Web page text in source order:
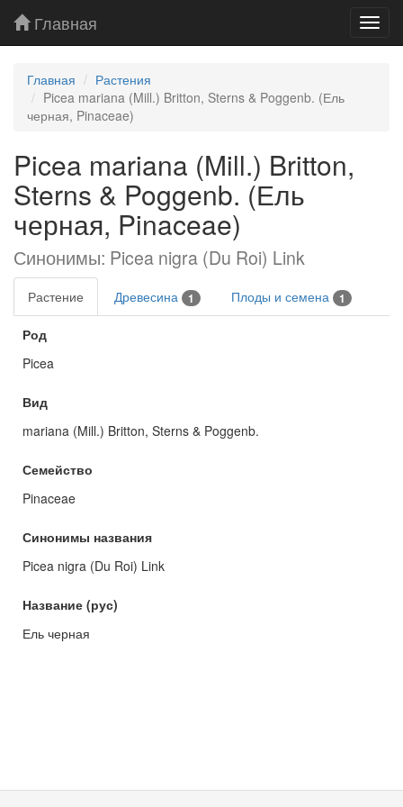
Главная
Главная
Растения
Picea mariana (Mill.) Britton, Sterns & Poggenb. (Ель
черная, Pinaceae)
Picea mariana (Mill.) Britton,
Sterns & Poggenb. (Ель
черная, Pinaceae)
Синонимы: Picea nigra (Du Roi) Link
Растение Древесина 1 Плоды и семена 1
Род
Picea
Вид
mariana (Mill.) Britton, Sterns & Poggenb.
Семейство
Pinaceae
Синонимы названия
Picea nigra (Du Roi) Link
Название (рус)
Ель черная